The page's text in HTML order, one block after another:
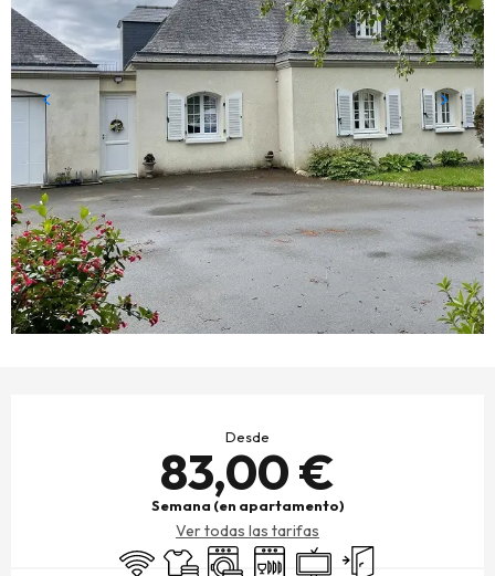
Desde
83,00 €
Semana (en apartamento)
Ver todas las tarifas
Wifi Sábanas y ropa de cama
LavadoraLavavajillasTelevisiónEntrada